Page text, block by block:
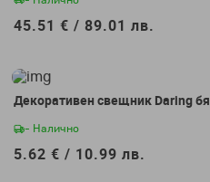
45.51 € / 89.01 лв.
Декоративен свещник Daring
- Налично
5.62 € / 10.99 лв.